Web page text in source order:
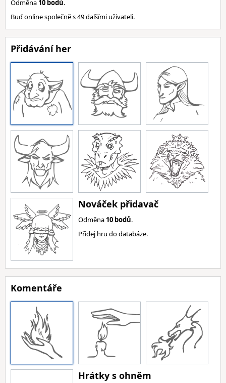
Odměna 10 bodů.
Buď online společně s 49 dalšími uživateli.
Přidávání her
Nováček přidavač
Odměna 10 bodů.
Přidej hru do databáze.
Komentáře
Hrátky s ohněm